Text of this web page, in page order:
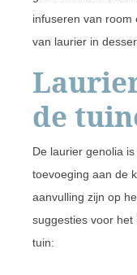
infuseren van room
van laurier in
de
De laurier genolia
toevoeging aan de
aanvulling zijn op
suggesties voor
tuin: